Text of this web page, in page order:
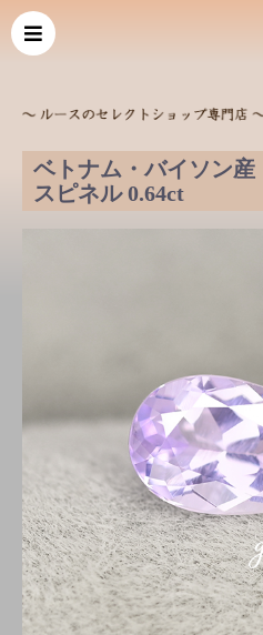
ベトナム・バイソン
スピネル 0.64ct